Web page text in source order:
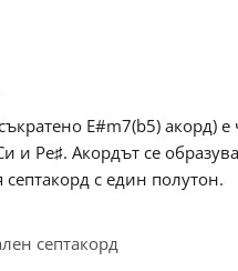
E#m7(b5) акорд) е
и Ре♯. Акордът се
с един полутон.
септакорд